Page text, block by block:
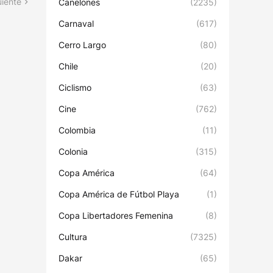
Canelones (2235)
Carnaval (617)
Cerro Largo (80)
Chile (20)
Ciclismo (63)
Cine (762)
Colombia (11)
Colonia (315)
Copa América (64)
Copa América de Fútbol Playa (1)
Copa Libertadores Femenina (8)
Cultura (7325)
Dakar (65)